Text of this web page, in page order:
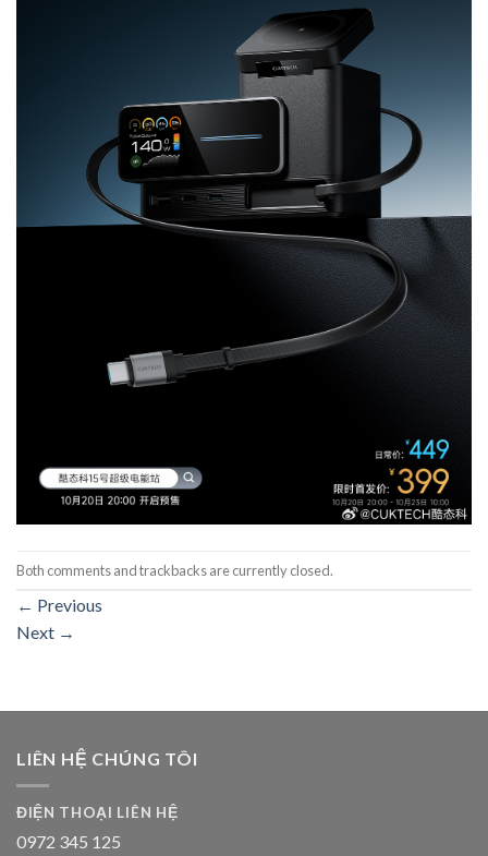
Both comments and trackbacks are currently closed.
← Previous
Next →
LIÊN HỆ CHÚNG TÔI
ĐIỆN THOẠI LIÊN HỆ
0972 345 125